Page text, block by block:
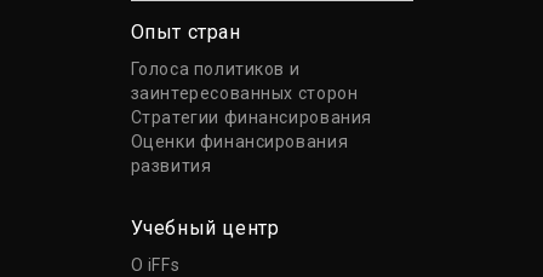
Опыт стран
Голоса политиков и
заинтересованных сторон
Стратегии финансирования
Оценки финансирования
развития
Учебный центр
О iFFs